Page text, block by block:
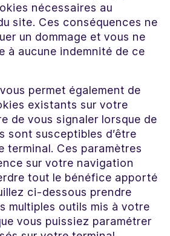
nécessaires au
site. Ces conséquences ne
un dommage et vous ne
à aucune indemnité de ce
permet également de
existants sur votre
de vous signaler lorsque de
sont susceptibles d’être
terminal. Ces paramètres
sur votre navigation
tout le bénéfice apporté
ci-dessous prendre
multiples outils mis à votre
vous puissiez paramétrer